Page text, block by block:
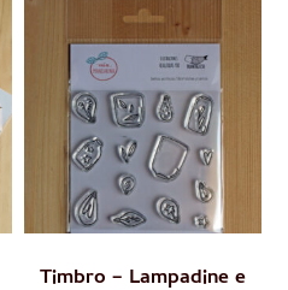
Timbro – Lampadine e